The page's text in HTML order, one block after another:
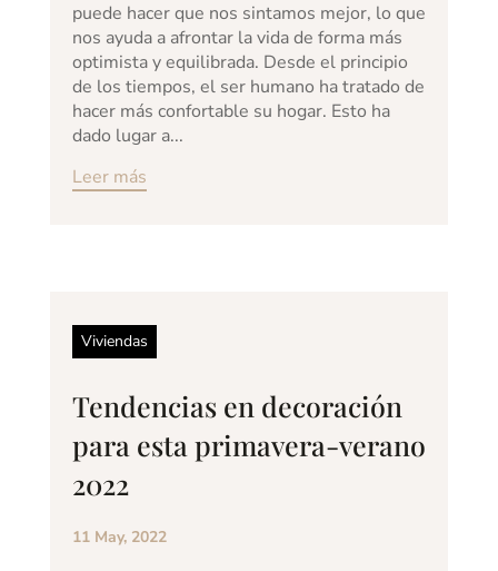
puede hacer que nos sintamos mejor, lo que
nos ayuda a afrontar la vida de forma más
optimista y equilibrada. Desde el principio
de los tiempos, el ser humano ha tratado de
hacer más confortable su hogar. Esto ha
dado lugar a...
Leer más
Viviendas
Tendencias en decoración
para esta primavera-verano
2022
11 May, 2022